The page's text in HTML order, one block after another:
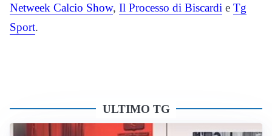
Netweek Calcio Show, Il Processo di Biscardi e Tg
Sport.
ULTIMO TG